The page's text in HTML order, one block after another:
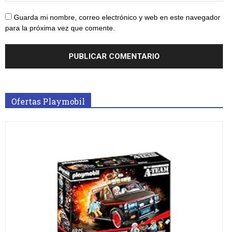
Guarda mi nombre, correo electrónico y web en este navegador
para la próxima vez que comente.
Ofertas Playmobil